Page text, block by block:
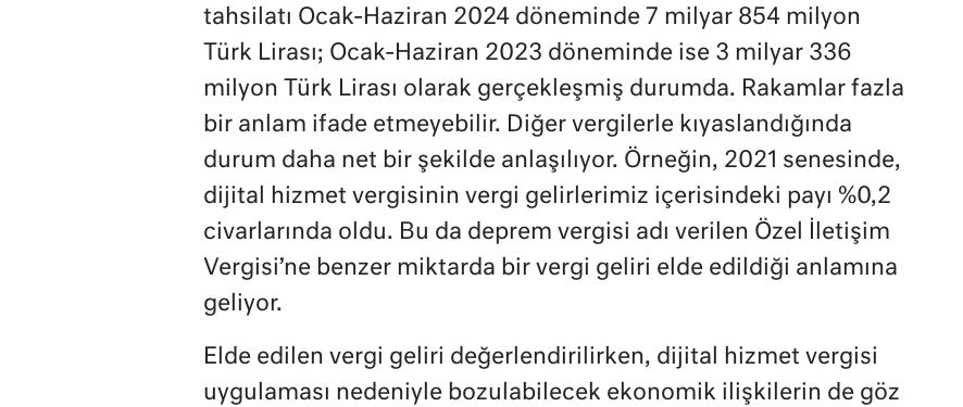
tahsilatı Ocak-Haziran 2024 döneminde 7 milyar 854 milyon
Türk Lirası; Ocak-Haziran 2023 döneminde ise 3 milyar 336
milyon Türk Lirası olarak gerçekleşmiş durumda. Rakamlar fazla
bir anlam ifade etmeyebilir. Diğer vergilerle kıyaslandığında
durum daha net bir şekilde anlaşılıyor. Örneğin, 2021 senesinde,
dijital hizmet vergisinin vergi gelirlerimiz içerisindeki payı %0,2
civarlarında oldu. Bu da deprem vergisi adı verilen Özel İletişim
Vergisi’ne benzer miktarda bir vergi geliri elde edildiği anlamına
geliyor.
Elde edilen vergi geliri değerlendirilirken, dijital hizmet vergisi
uygulaması nedeniyle bozulabilecek ekonomik ilişkilerin de göz